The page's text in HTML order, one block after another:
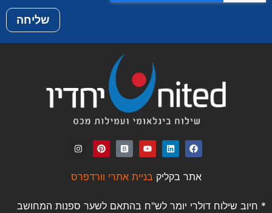
שליחה
אתר בקליק בניית אתרי וורדפרס
* חיוב שילוח דולרי יומר לש"ח בהתאם לשער ספנות המחושב